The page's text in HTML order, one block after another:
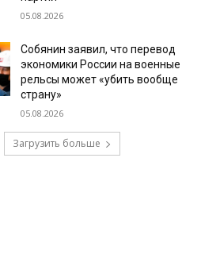
05.08.2026
Собянин заявил, что перевод
экономики России на военные
рельсы может «убить вообще
страну»
05.08.2026
Загрузить больше